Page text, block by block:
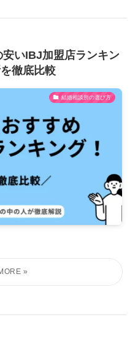
いIBJ加盟店ランキン
徹底比較
結婚相談所の選び方